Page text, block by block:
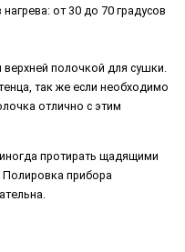
от 30 до 70 градусов
полочкой для сушки.
так же если необходимо
отлично с этим
протирать щадящими
Полировка прибора